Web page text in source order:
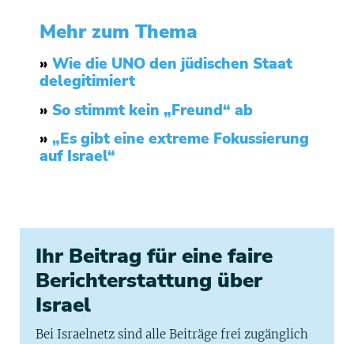
Mehr zum Thema
» Wie die UNO den jüdischen Staat
delegitimiert
» So stimmt kein „Freund“ ab
» „Es gibt eine extreme Fokussierung
auf Israel“
Ihr Beitrag für eine faire
Berichterstattung über
Israel
Bei Israelnetz sind alle Beiträge frei zugänglich